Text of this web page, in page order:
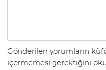
Gönderilen yorumların
içermemesi gerektiğini